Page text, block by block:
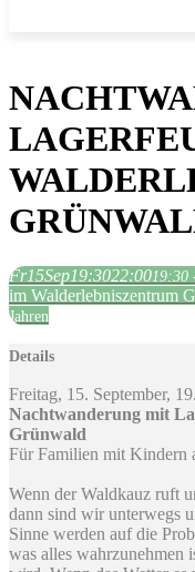
Fr15Sep19:3022:0019:30
im Walderlebniszentrum
Jahren
Details
Freitag, 15. September,
Nachtwanderung mit
Grünwald
Für Familien mit Kindern
Wenn der Waldkauz ruft
dann sind wir unterwegs
Sinne werden auf die
was alles wahrzunehmen